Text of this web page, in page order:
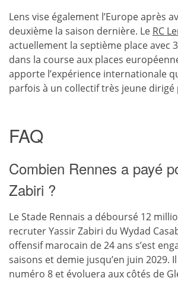
Lens vise également l’Europe après
deuxième la saison dernière. Le RC
actuellement la septième place avec
dans la course aux places
apporte l’expérience internationale
parfois à un collectif très jeune dirigé
FAQ
Combien Rennes a payé
Zabiri ?
Le Stade Rennais a déboursé 12
recruter Yassir Zabiri du Wydad
offensif marocain de 24 ans s’est
saisons et demie jusqu’en juin 2029.
numéro 8 et évoluera aux côtés de